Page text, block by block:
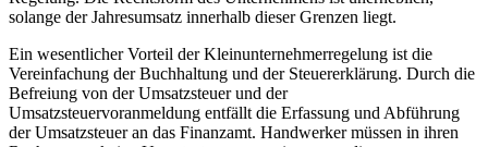
solange der Jahresumsatz innerhalb dieser Grenzen liegt.
Ein wesentlicher Vorteil der Kleinunternehmerregelung ist die
Vereinfachung der Buchhaltung und der Steuererklärung. Durch die
Befreiung von der Umsatzsteuer und der
Umsatzsteuervoranmeldung entfällt die Erfassung und Abführung
der Umsatzsteuer an das Finanzamt. Handwerker müssen in ihren